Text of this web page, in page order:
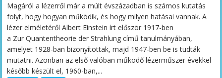
Magáról a lézerről már a múlt évszázadban is számos kutatás
folyt, hogy hogyan működik, és hogy milyen hatásai vannak. A
lézer elméletéről Albert Einstein írt először 1917-ben
a Zur Quantentheorie der Strahlung című tanulmányában,
amelyet 1928-ban bizonyítottak, majd 1947-ben be is tudták
mutatni. Azonban az első valóban működő lézerműszer évekkel
később készült el, 1960-ban,...